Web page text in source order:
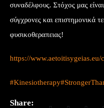
συναδέλφους. Στόχος μας
σύγχρονες και επιστημονικά
φυσικοθεραπειας!
https://
#Kinesiotherapy
Share: